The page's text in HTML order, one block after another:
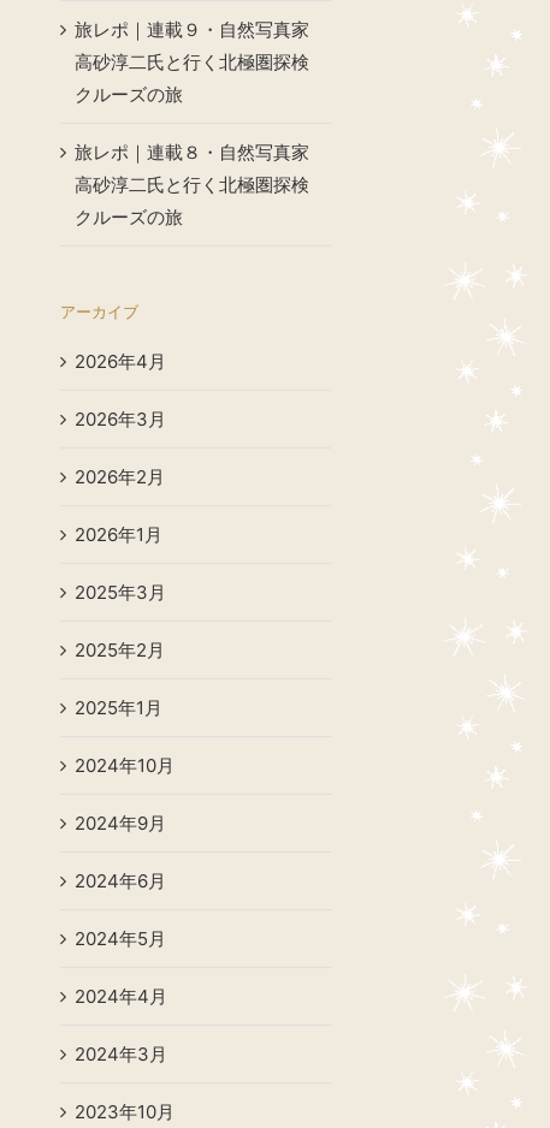
旅レポ｜連載９・自然写真家
高砂淳二氏と行く北極圏探検
クルーズの旅
旅レポ｜連載８・自然写真家
高砂淳二氏と行く北極圏探検
クルーズの旅
アーカイブ
2026年4月
2026年3月
2026年2月
2026年1月
2025年3月
2025年2月
2025年1月
2024年10月
2024年9月
2024年6月
2024年5月
2024年4月
2024年3月
2023年10月